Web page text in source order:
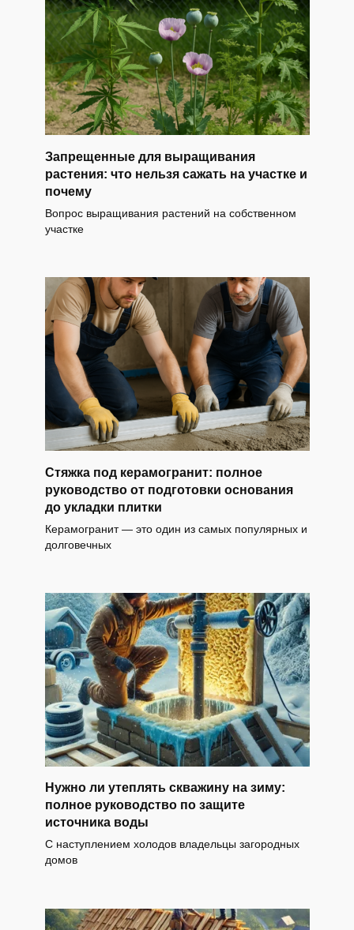
Запрещенные для выращивания
растения: что нельзя сажать на участке и
почему
Вопрос выращивания растений на собственном
участке
Стяжка под керамогранит: полное
руководство от подготовки основания
до укладки плитки
Керамогранит — это один из самых популярных и
долговечных
Нужно ли утеплять скважину на зиму:
полное руководство по защите
источника воды
С наступлением холодов владельцы загородных
домов